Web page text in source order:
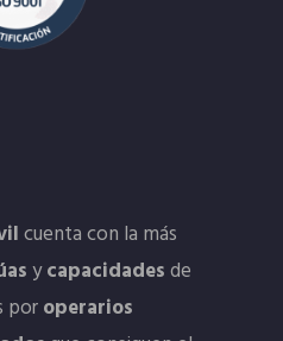
cuenta con la más
ycapacidades de
por operarios